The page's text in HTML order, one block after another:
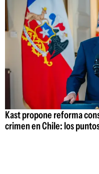
Kast propone reforma
crimen en Chile: los